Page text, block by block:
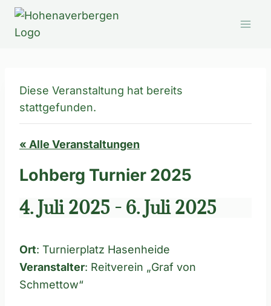
Zum
springen
Diese Veranstaltung hat bereits
stattgefunden.
« Alle Veranstaltungen
Lohberg Turnier 2025
4. Juli 2025 - 6. Juli 2025
Ort: Turnierplatz Hasenheide
Veranstalter: Reitverein „Graf von
Schmettow“